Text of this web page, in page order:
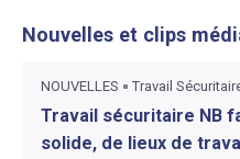
Nouvelles et clips
NOUVELLES Travail
Travail sécuritaire NB
solide, de lieux de